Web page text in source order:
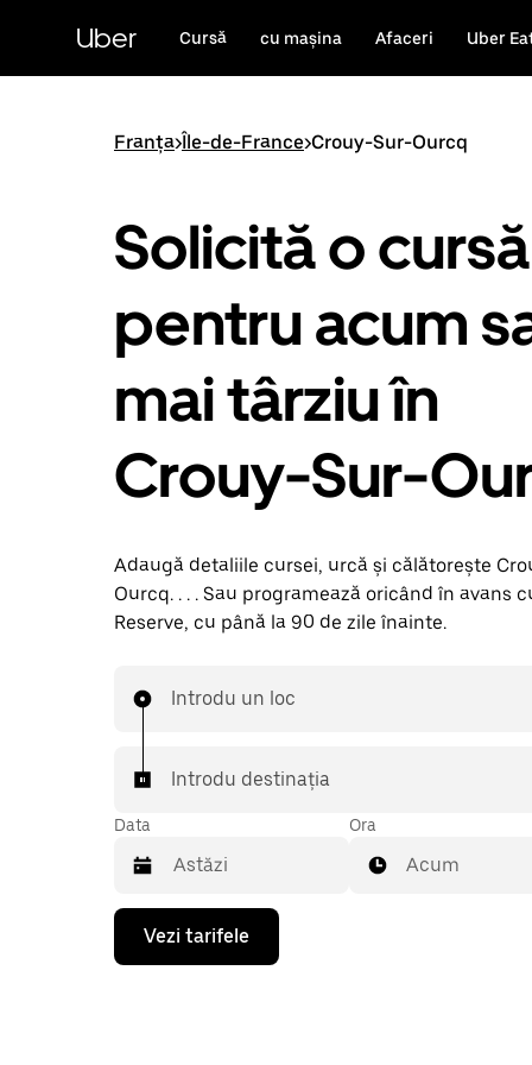
conținutul
principal
Uber Cursă cu mașina Afaceri Uber
Franța>Île-de-France>Crouy-Sur-Ourcq
Solicită o cursă
pentru acum
mai târziu în
Crouy-Sur-
Adaugă detaliile cursei, urcă și călătorește
Ourcq. . . . Sau programează oricând în avans
Reserve, cu până la 90 de zile înainte.
Introdu un loc
Introdu destinația
Data
Pentru
deschide
Ora
Acum
Vezi tarifele